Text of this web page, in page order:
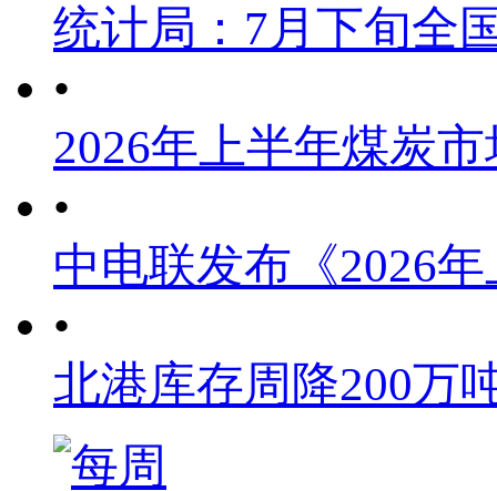
统计局：7月下旬全
•
2026年上半年煤炭
•
中电联发布《2026
•
北港库存周降200万